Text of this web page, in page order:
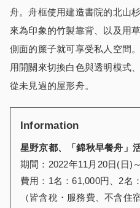
舟。舟框使用建造書院的北山
來為印象的竹製靠背、以及用
側面的簾子就可享受私人空間
用開關來切換白色與透明模式
從未見過的屋形舟。
Information
星野京都、「錦秋早餐舟」
期間：2022年11月20日(日)
費用：1名：61,000円、2名
（皆含稅・服務費、不含住